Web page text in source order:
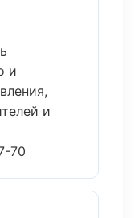
и
и
70